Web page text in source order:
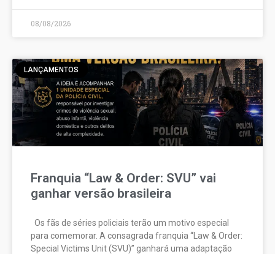
08/08/2026
LANÇAMENTOS
Franquia “Law & Order: SVU” vai
ganhar versão brasileira
Os fãs de séries policiais terão um motivo especial
para comemorar. A consagrada franquia “Law & Order:
Special Victims Unit (SVU)” ganhará uma adaptação